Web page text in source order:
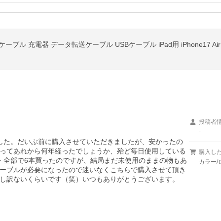
。だいぶ前に購入させていただきましたが、安かったの
てあれから何年経ったでしょうか、殆ど毎日使用している
部で6本買ったのですが、結局まだ未使用のままの物もあ
ブルが必要になったので迷いなくこちらで購入させて頂き
ないくらいです（笑）いつもありがとうございます。
投稿者
-
購入し
カラー/